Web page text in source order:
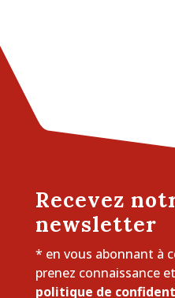
Recevez
newsletter
* en vous abonnant à
prenez connaissance
politique de